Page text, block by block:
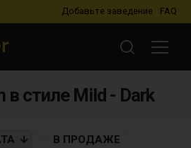
Добавьте заведение FAQ
в стиле Mild - Dark
В ПРОДАЖЕ